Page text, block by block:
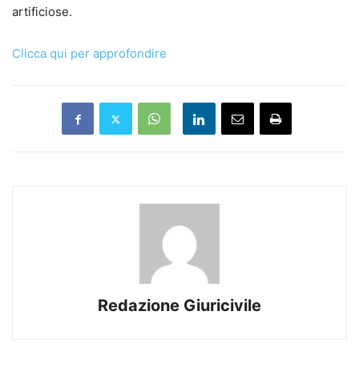
artificiose.
Clicca qui per approfondire
Redazione Giuricivile